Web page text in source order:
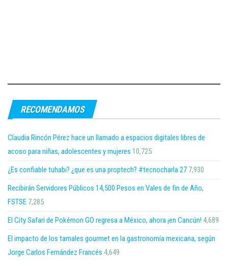
RECOMENDAMOS
Claudia Rincón Pérez hace un llamado a espacios digitales libres de
acoso para niñas, adolescentes y mujeres 10,725
¿Es confiable tuhabi? ¿que es una proptech? #tecnocharla 27 7,930
Recibirán Servidores Públicos 14,500 Pesos en Vales de fin de Año,
FSTSE 7,285
El City Safari de Pokémon GO regresa a México, ahora ¡en Cancún! 4,689
El impacto de los tamales gourmet en la gastronomía mexicana, según
Jorge Carlos Fernández Francés 4,649